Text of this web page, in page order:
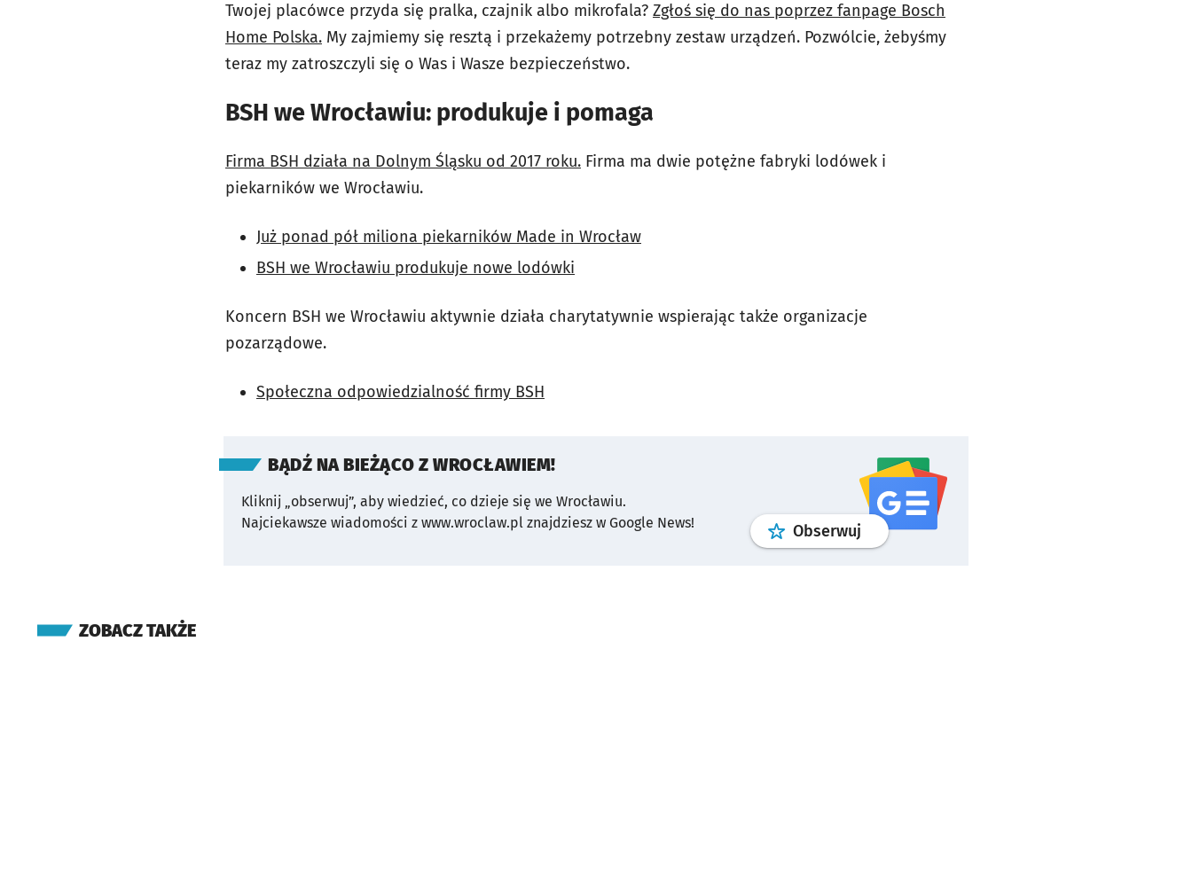
Twojej placówce przyda się pralka, czajnik albo mikrofala? Zgłoś się do nas poprzez fanpage Bosch
Home Polska. My zajmiemy się resztą i przekażemy potrzebny zestaw urządzeń. Pozwólcie, żebyśmy
teraz my zatroszczyli się o Was i Wasze bezpieczeństwo.
BSH we Wrocławiu: produkuje i pomaga
Firma BSH działa na Dolnym Śląsku od 2017 roku. Firma ma dwie potężne fabryki lodówek i
piekarników we Wrocławiu.
Już ponad pół miliona piekarników Made in Wrocław
BSH we Wrocławiu produkuje nowe lodówki
Koncern BSH we Wrocławiu aktywnie działa charytatywnie wspierając także organizacje
pozarządowe.
Społeczna odpowiedzialność firmy BSH
BĄDŹ NA BIEŻĄCO Z WROCŁAWIEM!
Kliknij „obserwuj”, aby wiedzieć, co dzieje się we Wrocławiu.
Najciekawsze wiadomości z www.wroclaw.pl znajdziesz w Google News!
Obserwuj profilgoogle news
ZOBACZ TAKŻE